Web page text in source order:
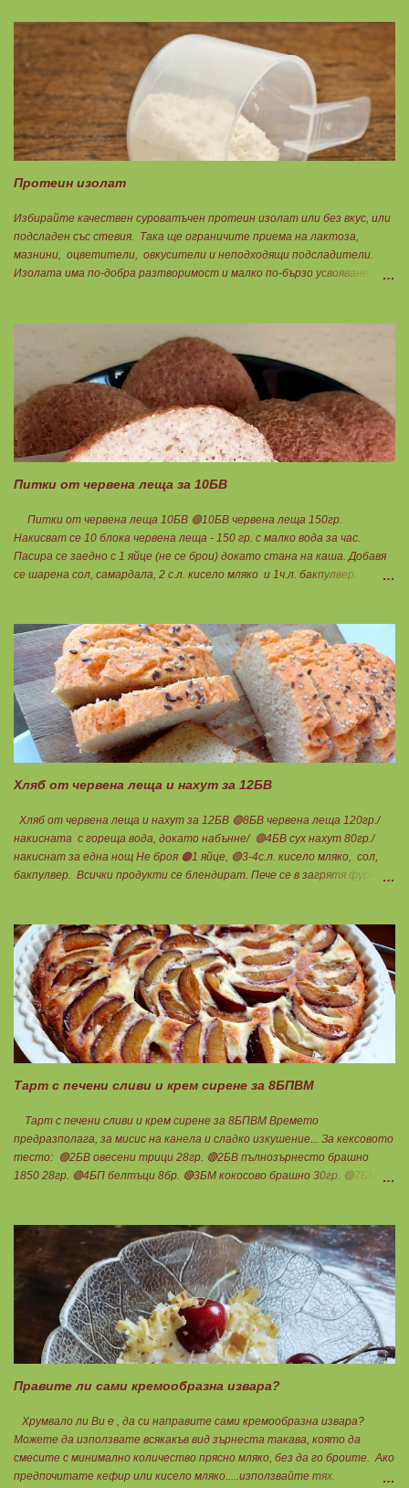
въглехидрати в 100 г = количеството въглехидрати за 1 блок.
Мазнини: 150 : количеството мазнини в 100 г продукт = мазнините за
1 блок.
Протеин изолат
Избирайте качествен суроватъчен протеин изолат или без вкус, или
подсладен със стевия. Така ще ограничите приема на лактоза,
мазнини, оцветители, овкусители и неподходящи подсладители.
Изолата има по-добра разтворимост и малко по-бързо усвояване.
и по този начин се избягват проблемите със алергии, задържане на
вода, подуване на стомаха, диария или друг тип дискомфорт.
Питки от червена леща за 10БВ
Питки от червена леща 10БВ 🟢10БВ червена леща 150гр.
Накисват се 10 блока червена леща - 150 гр. с малко вода за час.
Пасира се заедно с 1 яйце (не се брои) докато стана на каша. Добавя
се шарена сол, самардала, 2 с.л. кисело мляко и 1ч.л. бакпулвер.
влажни ръце се оформят 10 еднакви топчета. Пече се в добре
загрята фурна на 200 градуса за 35-40 мин. Всяка питка е 1 блок
въглехидрат. Нека да ни е вкусно заедно! Споделено от Петя Чанева
Хляб от червена леща и нахут за 12БВ
Хляб от червена леща и нахут за 12БВ 🟢8БВ червена леща 120гр./
накисната с гореща вода, докато набънне/ 🟢4БВ сух нахут 80гр./
накиснат за една нощ Не броя 🟠1 яйце, 🟢3-4с.л. кисело мляко, сол,
бакпулвер. Всички продукти се блендират. Пече се в загрятя фурна
Тарт с печени сливи и крем сирене за 8БПВМ
Тарт с печени сливи и крем сирене за 8БПВМ Времето
предразполага, за мисис на канела и сладко изкушение... За кексовото
тесто: 🟢2БВ овесени трици 28гр. 🔴2БВ пълнозърнесто брашно
1850 28гр. 🟢4БП белтъци 8бр. 🔴3БМ кокосово брашно 30гр. 🟢7БМ
добре и се оставя на страна да набъбне. За чийз крема: 🟢3БП
обезмаслено крем сирене Кауфланд 200гр. + 1 равна с.л скир 🟠1БП
яйце 1бр. Ванилия Не подслаждам! За отгоре: 🟢4БВ сини сливи
360гр. Канела Мазнините са удвоени за белтъците и крем сиренето!
В голяма силиконова форма за тарт, разпределих така: 🥧1- ви слой
от кексово тесто 🥧2- ри слой чийз крем 🥧3- ти слой нарязани сини
сливи Канелата поръсих след изпичане, за да не е много натрапчива и
в голямо количество. Сладкиша изпекох в загрята фурна на 180
Правите ли сами кремообразна извара?
Хрумвало ли Ви е , да си направите сами кремообразна извара?
Можете да използвате всякакъв вид зърнеста такава, която да
смесите с минимално количество прясно мляко, без да го броите. Ако
предпочитате кефир или кисело мляко.....използвайте тях.